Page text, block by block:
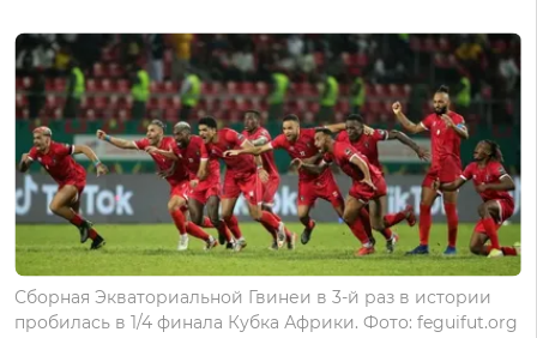
Сборная Экваториальной Гвинеи в 3-й раз в истории
пробилась в 1/4 финала Кубка Африки. Фото: feguifut.org